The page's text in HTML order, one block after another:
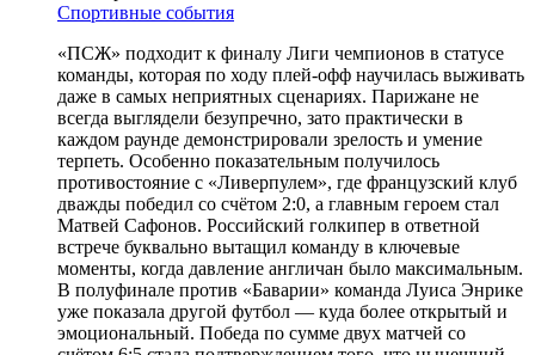
Спортивные события
«ПСЖ» подходит к финалу Лиги чемпионов в статусе
команды, которая по ходу плей-офф научилась выживать
даже в самых неприятных сценариях. Парижане не
всегда выглядели безупречно, зато практически в
каждом раунде демонстрировали зрелость и умение
терпеть. Особенно показательным получилось
противостояние с «Ливерпулем», где французский клуб
дважды победил со счётом 2:0, а главным героем стал
Матвей Сафонов. Российский голкипер в ответной
встрече буквально вытащил команду в ключевые
моменты, когда давление англичан было максимальным.
В полуфинале против «Баварии» команда Луиса Энрике
уже показала другой футбол — куда более открытый и
эмоциональный. Победа по сумме двух матчей со